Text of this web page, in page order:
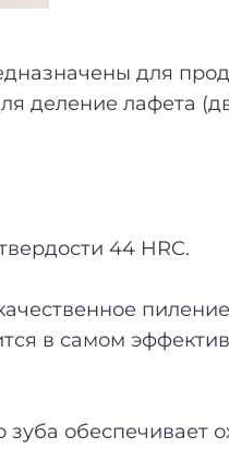
для
деление лафета
44 HRC.
в самом
обеспечивает